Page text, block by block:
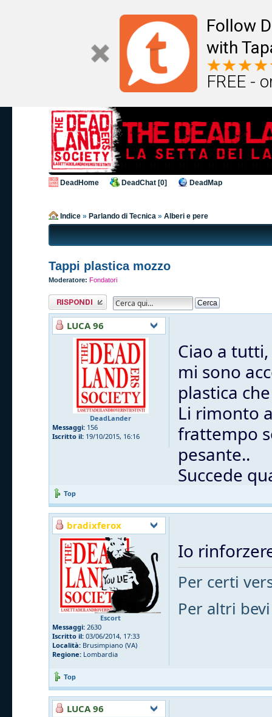
Follow
with
FREE -
DeadHome DeadChat [0] DeadMap
Indice » Parlando di Tecnica » Alberi e pere
Tappi plastica mozzo
Moderatore: Fondatori
Rispondi al
messaggio
LUCA 96
DeadLander
Messaggi: 156
Iscritto il: 19/10/2015, 16:16
Ciao a tutti,
mi sono
plastica
Li rimonto
frattempo
pesante..
Succede
Top
bradixferox
Escort
Messaggi: 2630
Iscritto il: 03/06/2014, 17:33
Località: Brusimpiano (VA)
Regione: Lombardia
Io
Per certi
Per altri bevi
Top
LUCA 96